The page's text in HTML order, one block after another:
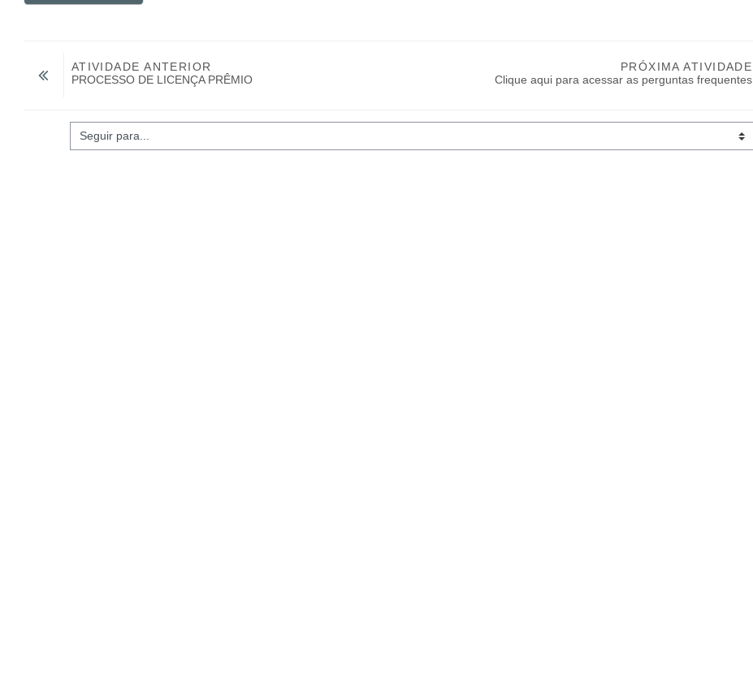
ATIVIDADE ANTERIOR
PROCESSO DE LICENÇA PRÊMIO
PRÓXIMA ATIVIDADE
Clique aqui para acessar as perguntas frequentes